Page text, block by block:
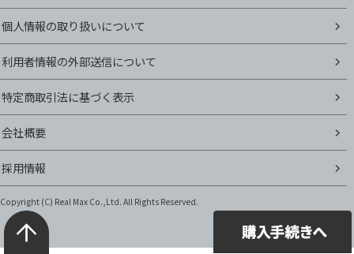
個人情報の取り扱いについて
利用者情報の外部送信について
特定商取引法に基づく表示
会社概要
採用情報
Copyright (C) Real Max Co.,Ltd. All Rights Reserved.